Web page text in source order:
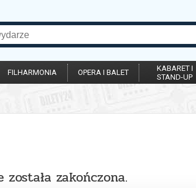
FILHARMONIA OPERA I BALET
KABARET I
STAND-UP
zakończona.